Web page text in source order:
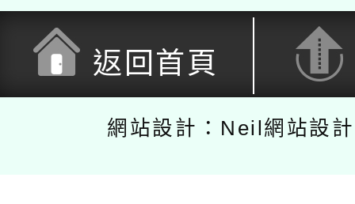
返回首頁
網站設計：Neil網站設